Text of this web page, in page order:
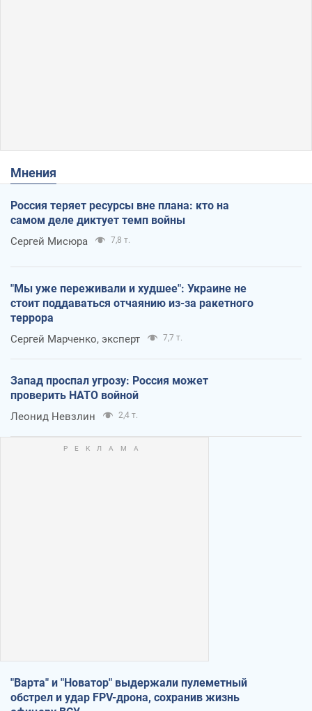
Мнения
Россия теряет ресурсы вне плана: кто на
самом деле диктует темп войны
Сергей Мисюра 7,8 т.
"Мы уже переживали и худшее": Украине не
стоит поддаваться отчаянию из-за ракетного
террора
Сергей Марченко, эксперт 7,7 т.
Запад проспал угрозу: Россия может
проверить НАТО войной
Леонид Невзлин 2,4 т.
"Варта" и "Новатор" выдержали пулеметный
обстрел и удар FPV-дрона, сохранив жизнь